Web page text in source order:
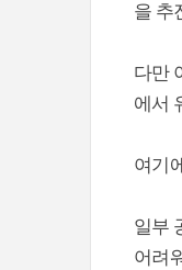
을 추
다만
에서
여기
일부
어려